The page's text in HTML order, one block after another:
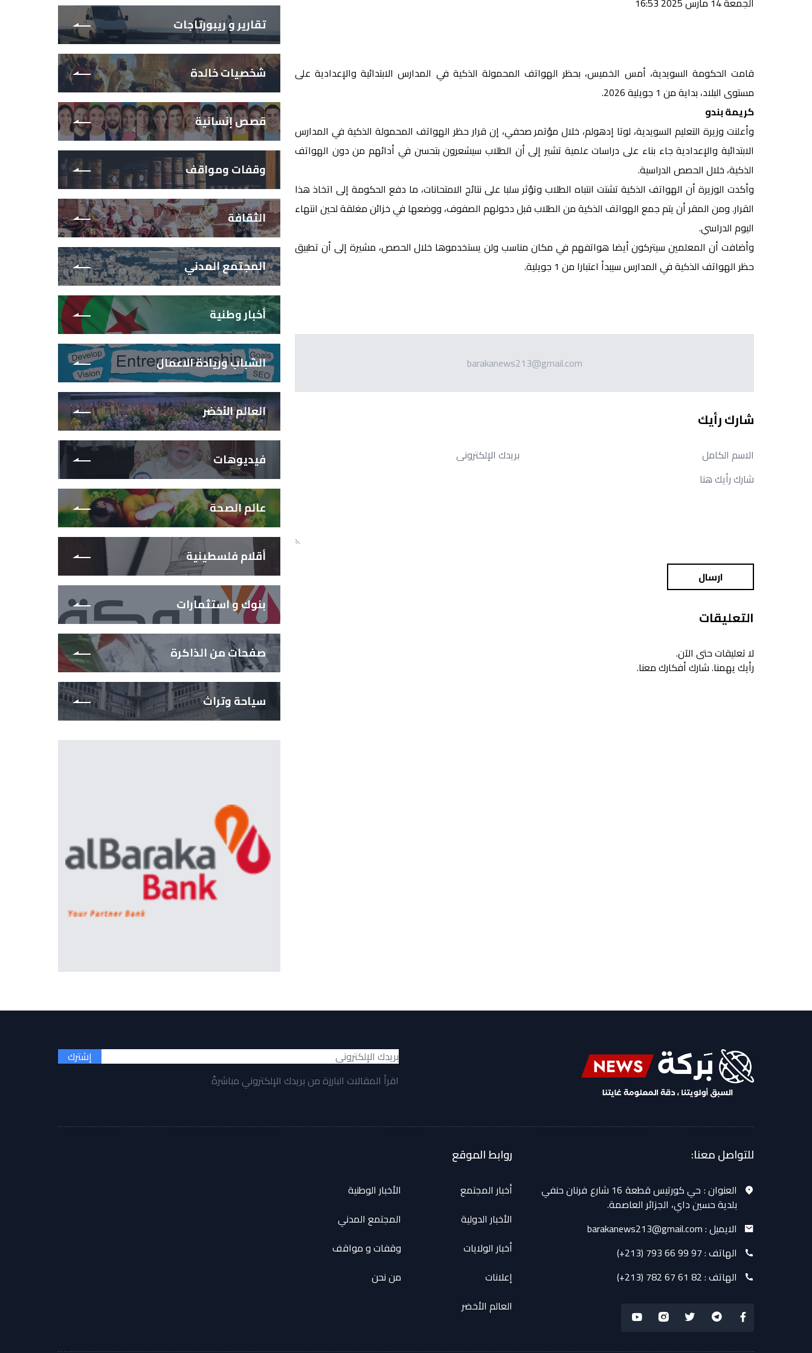
قامت الحكومة السويدية، أمس الخميس، بحظر الهواتف المحمولة الذكية في المدارس الابتدائية والإعدادية على
مستوى البلاد، بداية من 1 جويلية 2026.
كريمة بندو
وأعلنت وزيرة التعليم السويدية، لوتا إدهولم، خلال مؤتمر صحفي، إن قرار حظر الهواتف المحمولة الذكية في المدارس
الابتدائية والإعدادية جاء بناء على دراسات علمية تشير إلى أن الطلاب سيشعرون بتحسن في أدائهم من دون الهواتف
الذكية، خلال الحصص الدراسية.
وأكدت الوزيرة أن الهواتف الذكية تشتت انتباه الطلاب وتؤثر سلبا على نتائج الامتحانات، ما دفع الحكومة إلى اتخاذ هذا
القرار. ومن المقر أن يتم جمع الهواتف الذكية من الطلاب قبل دخولهم الصفوف، ووضعها في خزائن مغلقة لحين انتهاء
اليوم الدراسي.
وأضافت أن المعلمين سيتركون أيضا هواتفهم في مكان مناسب ولن يستخدموها خلال الحصص، مشيرة إلى أن تطبيق
حظر الهواتف الذكية في المدارس سيبدأ اعتبارا من 1 جويلية.
barakanews213@gmail.com
شارك رأيك
ارسال
التعليقات
لا تعليقات حتى الآن.
رأيك يهمنا. شارك أفكارك معنا.
تقارير و ريبورتاجات
شخصيات خالدة
قصص إنسانية
وقفات ومواقف
الثقافة
المجتمع المدني
أخبار وطنية
الشباب وريادة الاعمال
العالم الأخضر
فيديوهات
عالم الصحة
أقلام فلسطينية
بنوك و استثمارات
صفحات من الذاكرة
سياحة وتراث
إشترك
اقرأ المقالات البارزة من بريدك الإلكتروني مباشرةً
للتواصل معنا:
العنوان :
حي كورتيس قطعة 16 شارع فرنان حنفي
بلدية حسين داي، الجزائر العاصمة.
الايميل :barakanews213@gmail.com
الهاتف :(+213) 793 66 99 97
الهاتف :(+213) 782 67 61 82
روابط الموقع
أخبار المجتمع
الأخبار الوطنية
الأخبار الدولية
المجتمع المدني
أخبار الولايات
وقفات و مواقف
إعلانات
من نحن
العالم الأخضر